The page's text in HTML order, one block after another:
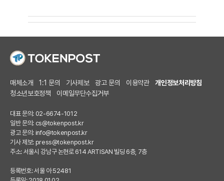
매체소개 1:1 문의 기사제보 광고 문의 이용약관
개인정보처리방침
청소년보호정책
이메일무단수집거부
대표 문의: 02-6674-1012
일반 문의: cs@tokenpost.kr
광고 문의: info@tokenpost.kr
기사 제보: press@tokenpost.kr
주소: 서울시 강남구 논현로 614 ARTISAN 빌딩 6층, 7층
등록번호: 서울 아 52481